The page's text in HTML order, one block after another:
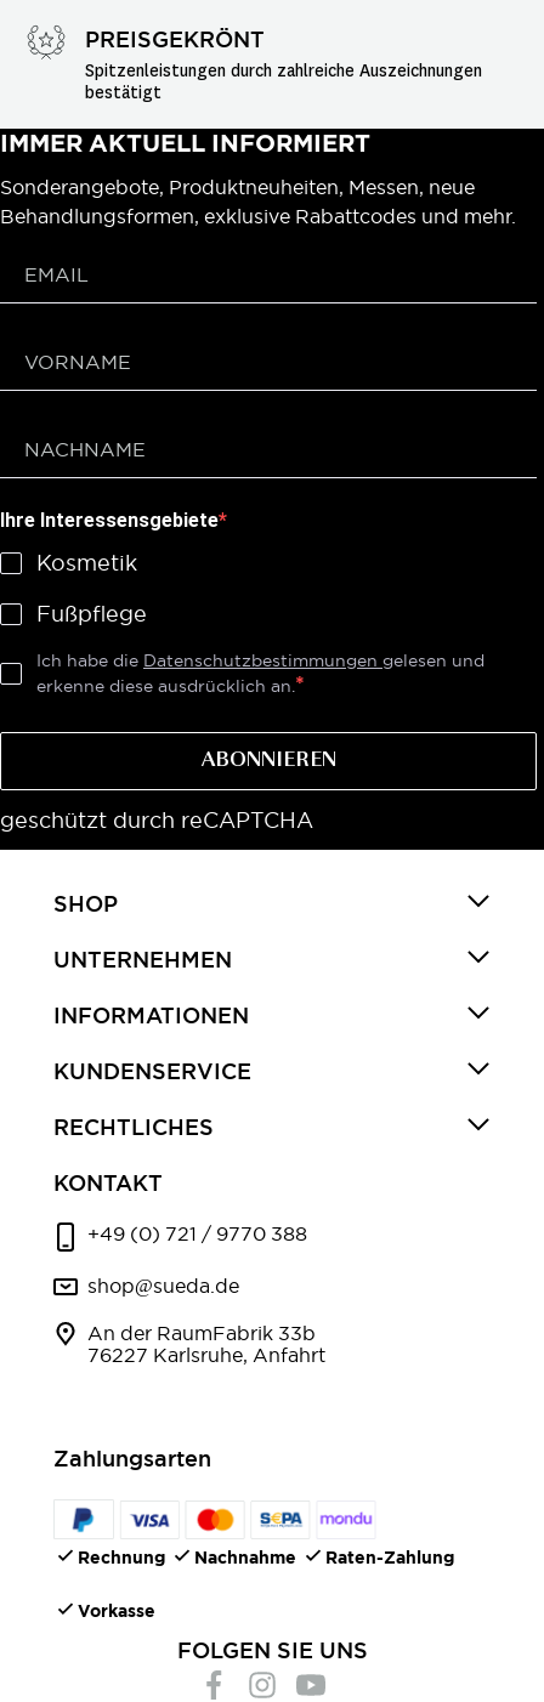
PREISGEKRÖNT
Spitzenleistungen durch zahlreiche Auszeichnungen
bestätigt
IMMER AKTUELL INFORMIERT
Sonderangebote, Produktneuheiten, Messen, neue
Behandlungsformen, exklusive Rabattcodes und mehr.
Ihre Interessensgebiete
Kosmetik
Fußpflege
Ich habe die Datenschutzbestimmungen gelesen und
erkenne diese ausdrücklich an.
ABONNIEREN
geschützt durch reCAPTCHA
SHOP
UNTERNEHMEN
INFORMATIONEN
KUNDENSERVICE
RECHTLICHES
KONTAKT
+49 (0) 721 / 9770 388
shop@sueda.de
An der RaumFabrik 33b
76227 Karlsruhe, Anfahrt
Zahlungsarten
Rechnung Nachnahme Raten-Zahlung
Vorkasse
FOLGEN SIE UNS